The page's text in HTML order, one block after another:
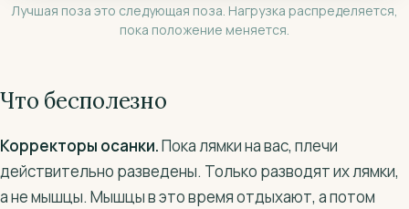
Лучшая поза это следующая поза. Нагрузка распределяется,
пока положение меняется.
Что бесполезно
Корректоры осанки.Пока лямки на вас, плечи
действительно разведены. Только разводят их лямки,
а не мышцы. Мышцы в это время отдыхают, а потом